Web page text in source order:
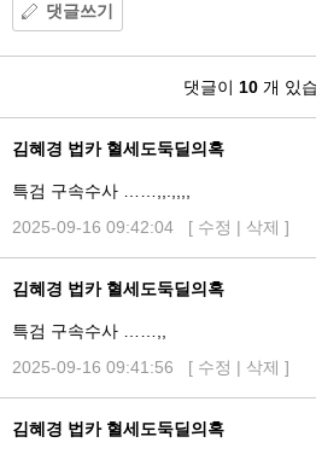
댓글쓰기
글
댓글이 10 개 있
김혜경 법카 혈세도둑딜의혹
특검 구속수사 ……,,.,,,,
2025-09-16 09:42:04 [ 수정 | 삭제 ]
김혜경 법카 혈세도둑딜의혹
특검 구속수사 ……,,
2025-09-16 09:41:56 [ 수정 | 삭제 ]
김혜경 법카 혈세도둑딜의혹